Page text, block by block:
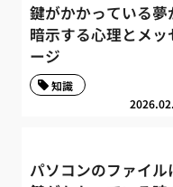
鍵がかかっている夢
暗示する心理とメッ
ージ
知識
パソコンのファイル